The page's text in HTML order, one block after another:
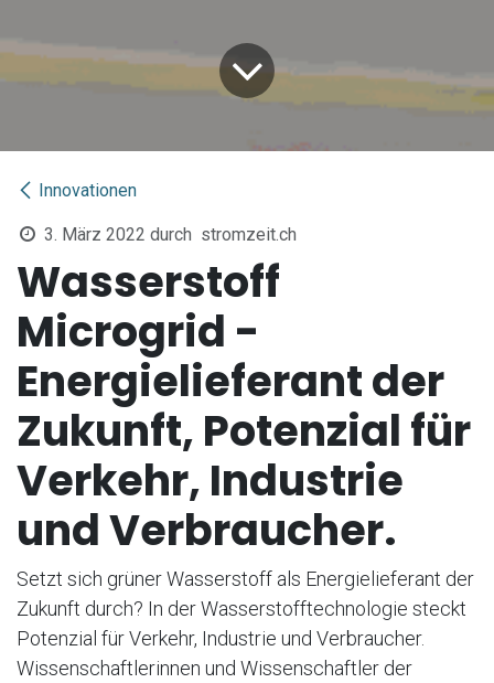
Innovationen
3. März 2022 durch stromzeit.ch
Wasserstoff
Microgrid -
Energielieferant der
Zukunft, Potenzial für
Verkehr, Industrie
und Verbraucher.
Setzt sich grüner Wasserstoff als Energielieferant der
Zukunft durch? In der Wasserstofftechnologie steckt
Potenzial für Verkehr, Industrie und Verbraucher.
Wissenschaftlerinnen und Wissenschaftler der